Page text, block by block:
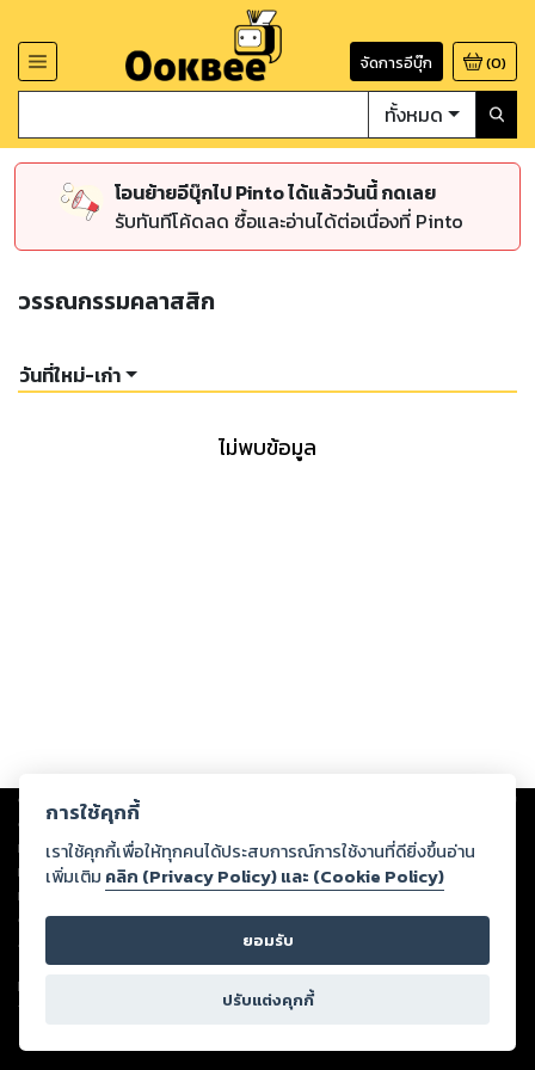
จัดการอีบุ๊ก (0)
ทั้งหมด
โอนย้ายอีบุ๊กไป Pinto ได้แล้ววันนี้ กดเลย
รับทันทีโค้ดลด ซื้อและอ่านได้ต่อเนื่องที่ Pinto
วรรณกรรมคลาสสิก
วันที่ใหม่-เก่า
ไม่พบข้อมูล
Copyright © 2026
ต่อผลงานหรือเนื้อหาใดที่อัปโหลดผ่านเว็บไซต์และปรากฏว่าละเมิดสิทธิใน
ทรัพย์สินทางปัญญาของบุคคลอื่นหรือขัดต่อกฎหมายและศีลธรรม ดังนั้น ผู้อ่าน
ทุกท่านโปรดใช้วิจารณญาณในการกลั่นกรองด้วยตนเอง และหากท่านพบว่าส่วน
หนึ่งส่วนใดขัดต่อกฎหมายและศีลธรรม กรุณาแจ้งมายังบริษัท เพื่อทีมงานจะได้
ดำเนินการในทันที ทั้งนี้ ทางสตอรี่ล็อกขอสงวนลิขสิทธิ์ตามพระราชบัญญัติ
ลิขสิทธิ์ พ.ศ. 2537 (ฉบับล่าสุด)
For support: member@ookbee.com
Version
การใช้คุกกี้
เราใช้คุกกี้เพื่อให้ทุกคนได้ประสบการณ์การใช้งานที่ดียิ่งขึ้นอ่าน
เพิ่มเติม คลิก (Privacy Policy) และ (Cookie Policy)
ยอมรับ
ปรับแต่งคุกกี้